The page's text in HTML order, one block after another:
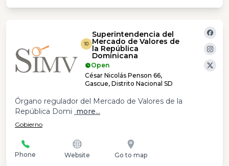
10
Superintendencia del
Mercado de Valores de
la República
Dominicana
Open
César Nicolás Penson 66,
Gascue, Distrito Nacional SD
Órgano regulador del Mercado de Valores de la
República Domi more...
Gobierno
Phone Website Go to map